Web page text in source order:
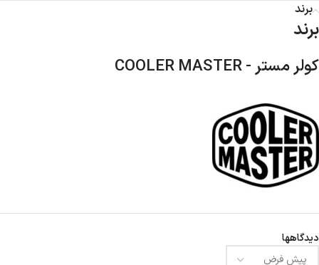
برند
برند
کولر مستر - COOLER MASTER
دیدگاهها